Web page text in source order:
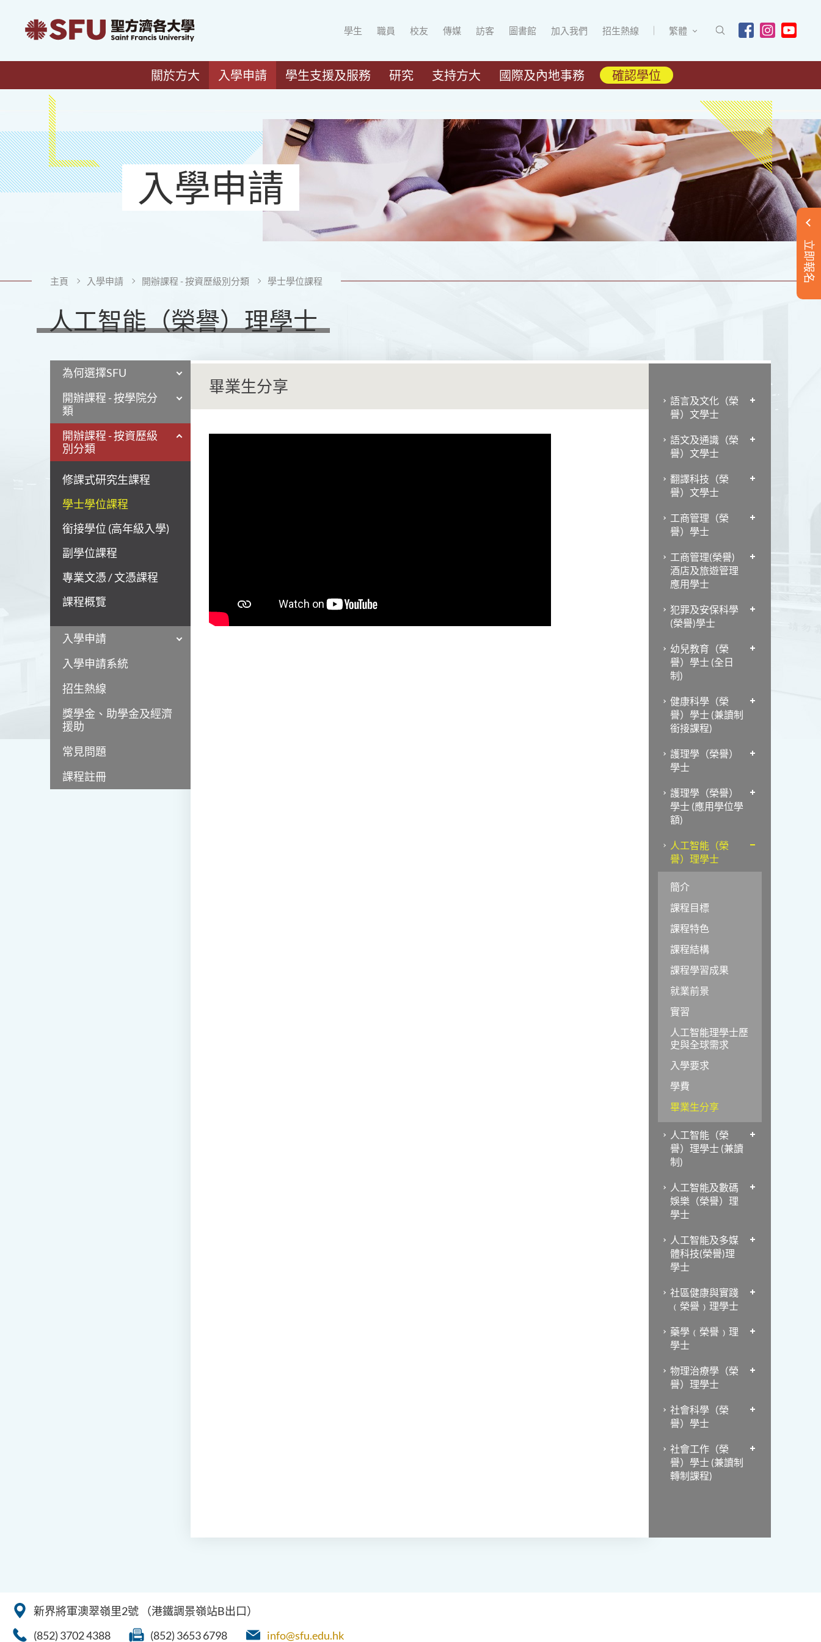
學生 職員 校友 傳媒 訪客 圖書館 加入我們 招生熱線 繁體
關於方大 入學申請 學生支援及服務 研究 支持方大 國際及內地事務 確認學位
立即報名
入學申請
主頁 入學申請 開辦課程 - 按資歷級別分類 學士學位課程
人工智能（榮譽）理學士
為何選擇SFU
開辦課程 - 按學院分
類
開辦課程 - 按資歷級
別分類
修課式研究生課程
學士學位課程
銜接學位 (高年級入學)
副學位課程
專業文憑 / 文憑課程
課程概覽
入學申請
入學申請系統
招生熱線
獎學金、助學金及經濟
援助
常見問題
課程註冊
畢業生分享
語言及文化（榮
譽）文學士
語文及通識（榮
譽）文學士
翻譯科技（榮
譽）文學士
工商管理（榮
譽）學士
工商管理(榮譽)
酒店及旅遊管理
應用學士
犯罪及安保科學
(榮譽)學士
幼兒教育（榮
譽）學士 (全日
制)
健康科學（榮
譽）學士 (兼讀制
銜接課程)
護理學（榮譽）
學士
護理學（榮譽）
學士 (應用學位學
額)
人工智能（榮
譽）理學士
簡介
課程目標
課程特色
課程結構
課程學習成果
就業前景
實習
人工智能理學士歷
史與全球需求
入學要求
學費
畢業生分享
人工智能（榮
譽）理學士 (兼讀
制)
人工智能及數碼
娛樂（榮譽）理
學士
人工智能及多媒
體科技(榮譽)理
學士
社區健康與實踐
﹙榮譽﹚理學士
藥學﹙榮譽﹚理
學士
物理治療學（榮
譽）理學士
社會科學（榮
譽）學士
社會工作（榮
譽）學士 (兼讀制
轉制課程)
新界將軍澳翠嶺里2號
（港鐵調景嶺站B出口）
(852) 3702 4388
(852) 3653 6798 info@sfu.edu.hk